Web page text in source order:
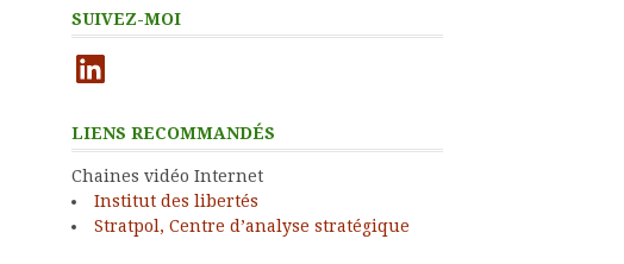
SUIVEZ-MOI
LinkedIn
LIENS RECOMMANDÉS
Chaines vidéo Internet
Institut des libertés
Stratpol, Centre d’analyse stratégique